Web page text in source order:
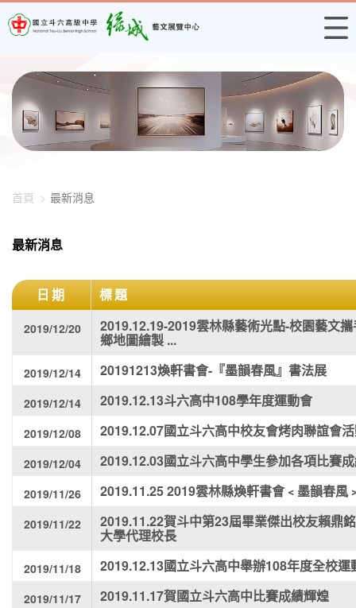
448-3252
首頁 最新消息
最新消息
日期 標題
2019/12/20 2019.12.19-2019雲林縣藝術光點-校園藝文
鄉地圖繪製 ...
2019/12/14 20191213煥軒書會-『墨韻春風』書法展
2019/12/14 2019.12.13斗六高中108學年度運動會
2019/12/08 2019.12.07國立斗六高中校友會烤肉聯誼會
2019/12/04 2019.12.03國立斗六高中學生參加各項比賽
2019/11/26 2019.11.25 2019雲林縣煥軒書會﹤墨韻春風
2019/11/22 2019.11.22賀斗中第23屆畢業傑出校友賴鼎
大學代理校長
2019/11/18 2019.12.13國立斗六高中舉辦108年度全校運
2019/11/17 2019.11.17賀國立斗六高中比賽成績輝煌